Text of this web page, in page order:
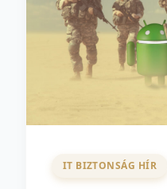
IT BIZTONSÁG HÍR